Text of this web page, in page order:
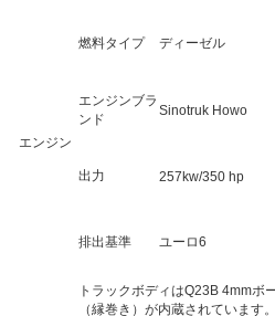
エンジン
燃料タイプ ディーゼル
エンジンブラ
ンド
Sinotruk Howo
出力 257kw/350 hp
排出基準 ユーロ6
トラックボディはQ23B 4mmボ
（縁巻き）が内蔵されています